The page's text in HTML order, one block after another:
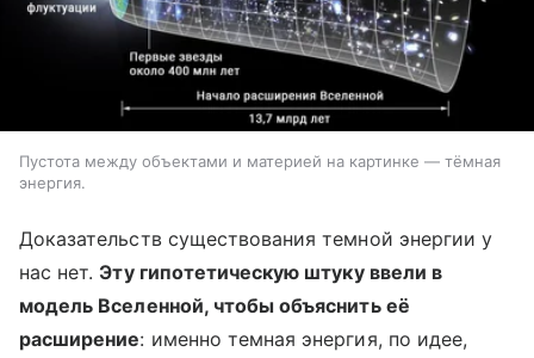
Пустота между объектами и материей на картинке — тёмная
энергия.
Доказательств существования темной энергии у
нас нет. Эту гипотетическую штуку ввели в
модель Вселенной, чтобы объяснить её
расширение: именно темная энергия, по идее,